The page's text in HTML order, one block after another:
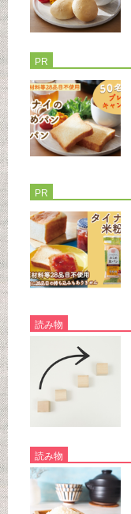
PR
PR
読み物
読み物